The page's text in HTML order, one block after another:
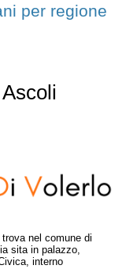
per regione
nel comune di
sita in palazzo,
interno